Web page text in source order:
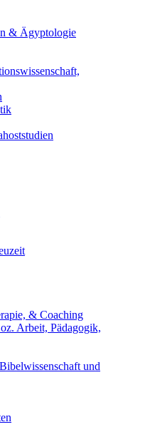
& Ägyptologie
& Coaching
Arbeit, Pädagogik,
und